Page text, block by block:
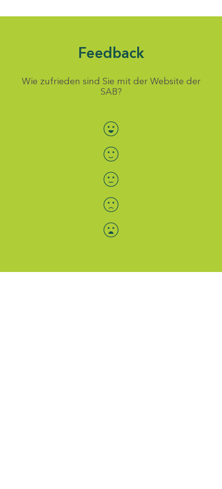
Feedback
Wie zufrieden sind Sie mit der Website der
SAB?
Bewertung auswählen